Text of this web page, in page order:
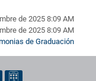
de 2025 8:09 AM
de 2025 8:09 AM
de Graduación
redes sociales y